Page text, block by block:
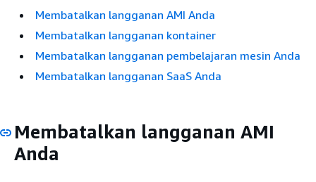
Membatalkan langganan AMI Anda
Membatalkan langganan kontainer
Membatalkan langganan pembelajaran mesin Anda
Membatalkan langganan SaaS Anda
Membatalkan langganan AMI
Anda